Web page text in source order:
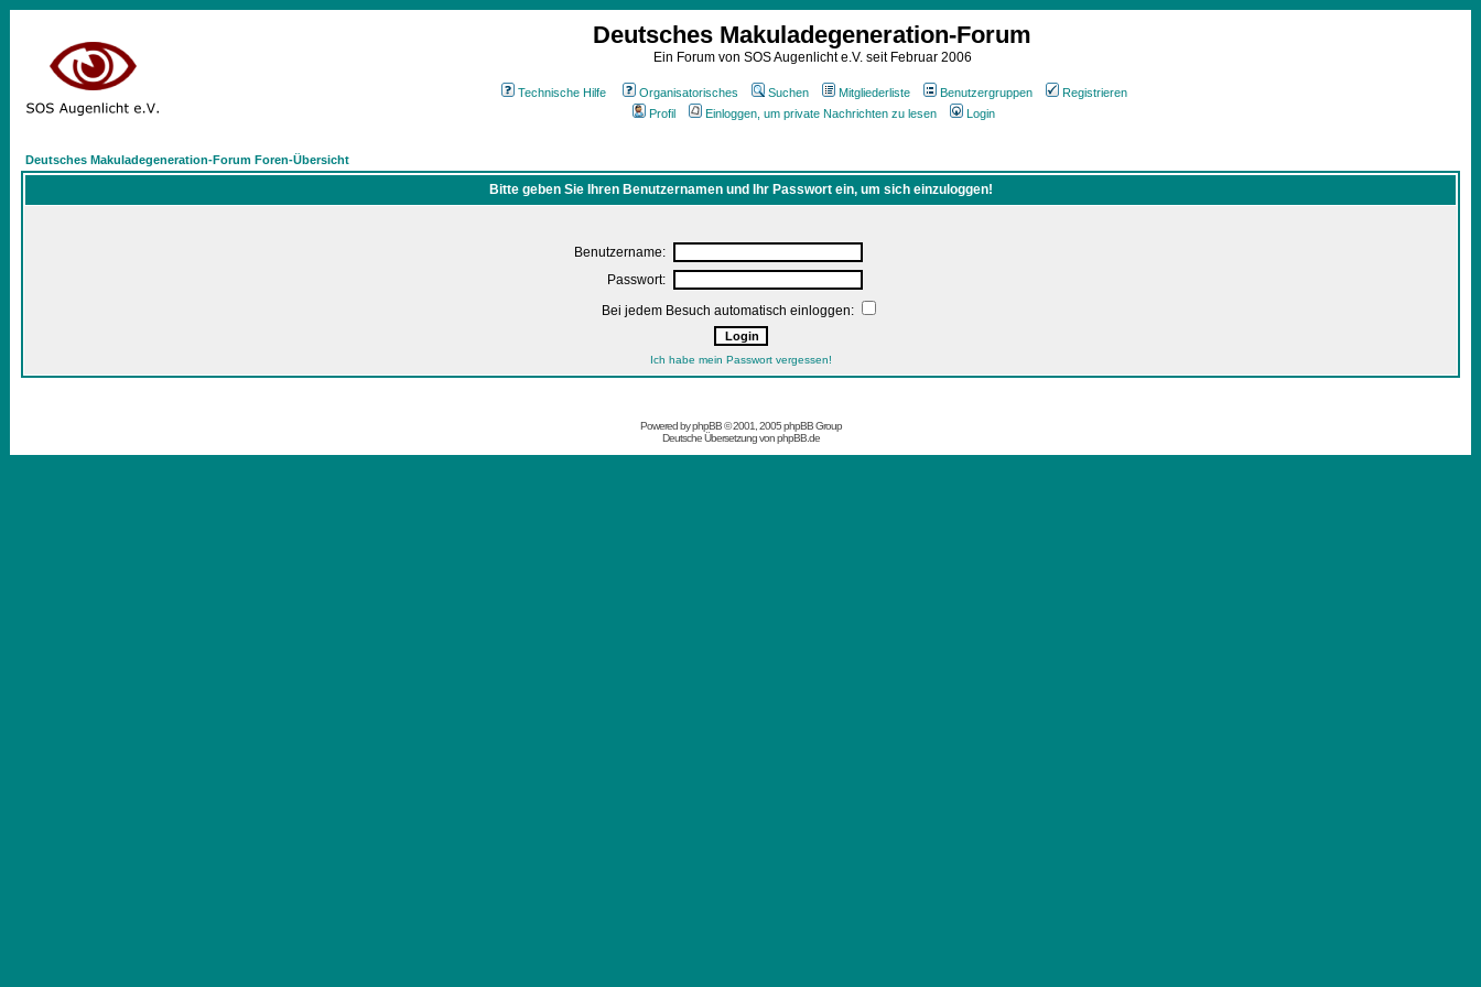
Deutsches Makuladegeneration-Forum
Ein Forum von SOS Augenlicht e.V. seit Februar 2006
Technische Hilfe Organisatorisches Suchen Mitgliederliste Benutzergruppen
Registrieren
Profil
Einloggen, um private Nachrichten zu lesen Login
Deutsches Makuladegeneration-Forum Foren-Übersicht
Bitte geben Sie Ihren Benutzernamen und Ihr Passwort ein, um sich einzuloggen!
Benutzername:
Passwort:
Bei jedem Besuch automatisch einloggen:
Ich habe mein Passwort vergessen!
Powered byphpBB© 2001, 2005 phpBB Group
Deutsche Übersetzung vonphpBB.de